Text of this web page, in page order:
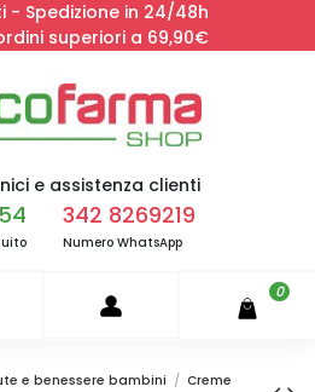
- Spedizione in 24/48h
superiori a 69,90€
e assistenza clienti
342 8269219
Numero WhatsApp
0
e benessere bambini
Creme